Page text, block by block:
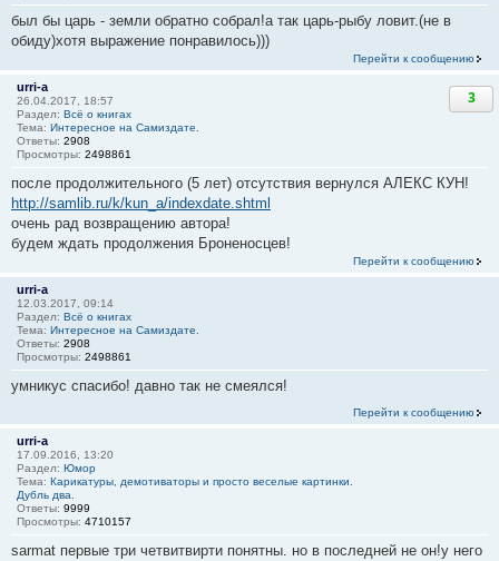
был бы царь - земли обратно собрал!а так царь-рыбу ловит.(не в
обиду)хотя выражение понравилось)))
Перейти к сообщению
urri-a
26.04.2017, 18:57
Раздел: Всё о книгах
Тема: Интересное на Самиздате.
Ответы: 2908
Просмотры: 2498861
3
после продолжительного (5 лет) отсутствия вернулся АЛЕКС КУН!
http://samlib.ru/k/kun_a/indexdate.shtml
очень рад возвращению автора!
будем ждать продолжения Броненосцев!
Перейти к сообщению
urri-a
12.03.2017, 09:14
Раздел: Всё о книгах
Тема: Интересное на Самиздате.
Ответы: 2908
Просмотры: 2498861
умникус спасибо! давно так не смеялся!
Перейти к сообщению
urri-a
17.09.2016, 13:20
Раздел: Юмор
Тема: Карикатуры, демотиваторы и просто веселые картинки.
Дубль два.
Ответы: 9999
Просмотры: 4710157
sarmat первые три четвитвирти понятны. но в последней не он!у него